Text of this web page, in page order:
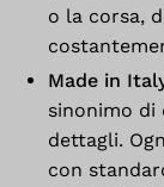
o la corsa,
Made in
sinonimo di
dettagli.
con